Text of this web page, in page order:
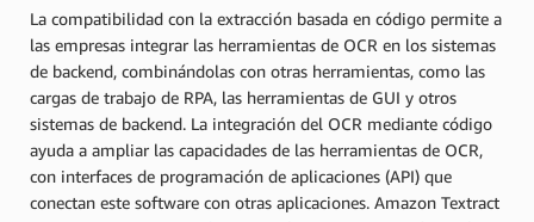
La compatibilidad con la extracción basada en código permite a
las empresas integrar las herramientas de OCR en los sistemas
de backend, combinándolas con otras herramientas, como las
cargas de trabajo de RPA, las herramientas de GUI y otros
sistemas de backend. La integración del OCR mediante código
ayuda a ampliar las capacidades de las herramientas de OCR,
con interfaces de programación de aplicaciones (API) que
conectan este software con otras aplicaciones. Amazon Textract